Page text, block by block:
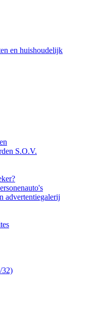
en huishoudelijk
S.O.V.
advertentiegalerij
32)